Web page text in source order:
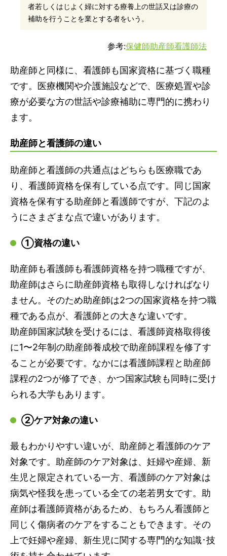
者若しくはじよく婦に対する療養上の世話又は診療の
補助を行うことを業とする者をいう。
参考:保健師助産師看護師法
助産師と同様に、看護師も国家資格に基づく職種
です。医療機関や介護施設などで、医療処置や診
療が必要な方の世話や診療補助に専門的に携わり
ます。
助産師と看護師の違い
助産師と看護師の共通点はどちらも医療職であ
り、看護師資格を保有している点です。同じ国家
資格を保有する助産師と看護師ですが、下記のよ
うにさまざまな点で違いがあります。
①資格の違い
助産師も看護師も看護師資格を持つ職種ですが、
助産師はさらに助産師資格も取得しなければなり
ません。そのため助産師は2つの国家資格を持つ職
種である点が、看護師との大きな違いです。
助産師国家試験を受けるには、看護師資格取得後
に1〜2年制の助産師養成校で助産師課程を修了す
ることが必要です。なかには看護師課程と助産師
課程の2つが修了でき、かつ国家試験も同時に受け
られる大学もあります。
②ケア対象の違い
最もわかりやすい違いが、助産師と看護師のケア
対象です。助産師のケア対象は、妊婦や産婦、新
生児と限定されている一方、看護師のケア対象は
病気や怪我を患っている全ての老若男女です。助
産師は看護師資格があるため、もちろん看護師と
同じく傷病者のケアをすることもできます。その
上で妊婦や産婦、新生児に関する専門的な知識･技